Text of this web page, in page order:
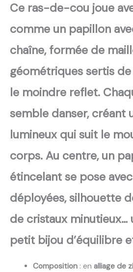
Ce ras-de-cou joue
comme un papillon
chaîne, formée de
géométriques sertis
le moindre reflet.
semble danser, créant
lumineux qui suit le
corps. Au centre, un
étincelant se pose
déployées, silhouette
de cristaux minutieux…
petit bijou d’équilibre
Composition: en alliage de